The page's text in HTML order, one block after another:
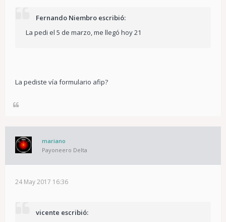
Fernando Niembro escribió:
La pedi el 5 de marzo, me llegó hoy 21
La pediste vía formulario afip?
mariano
Payoneero Delta
24 May 2017 16:36
vicente escribió: